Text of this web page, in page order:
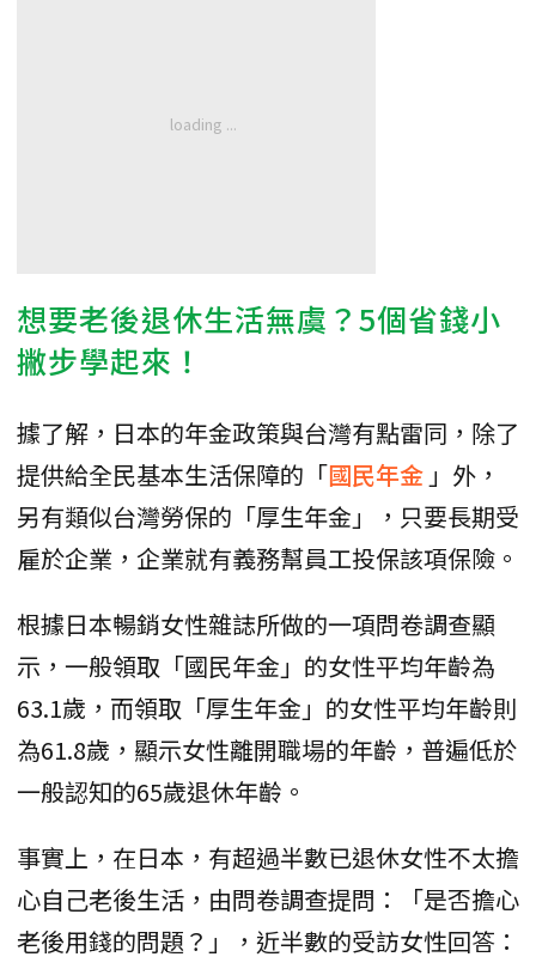
想要老後退休生活無虞？5個省錢小
撇步學起來！
據了解，日本的年金政策與台灣有點雷同，除了
提供給全民基本生活保障的「國民年金 」外，
另有類似台灣勞保的「厚生年金」，只要長期受
雇於企業，企業就有義務幫員工投保該項保險。
根據日本暢銷女性雜誌所做的一項問卷調查顯
示，一般領取「國民年金」的女性平均年齡為
63.1歲，而領取「厚生年金」的女性平均年齡則
為61.8歲，顯示女性離開職場的年齡，普遍低於
一般認知的65歲退休年齡。
事實上，在日本，有超過半數已退休女性不太擔
心自己老後生活，由問卷調查提問：「是否擔心
老後用錢的問題？」，近半數的受訪女性回答：